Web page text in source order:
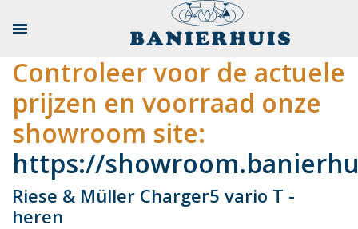

Controleer voor de actuele
prijzen en voorraad onze
showroom site:
https://
Riese & Müller Charger5 vario T -
heren